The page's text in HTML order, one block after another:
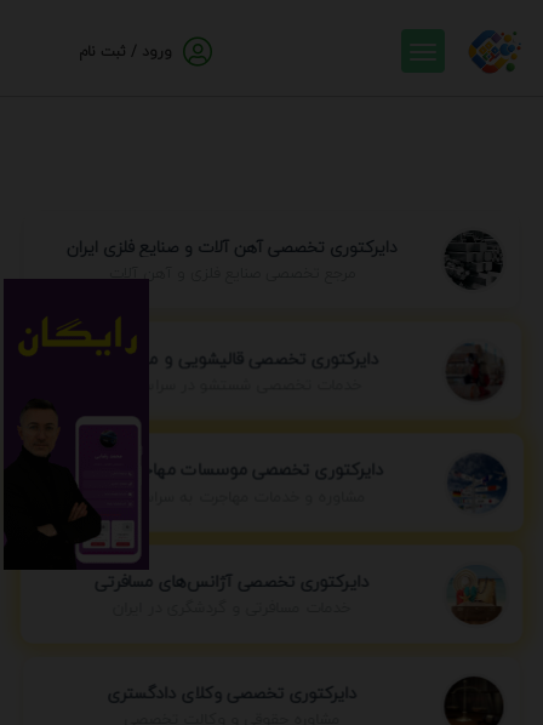
ورود / ثبت نام
دایرکتوری تخصصی آهن آلات و صنایع فلزی ایران
مرجع تخصصی صنایع فلزی و آهن آلات
دایرکتوری تخصصی قالیشویی و مبل شویی
دایرکتوری تخصصی موسسات مهاجرتی ایران
مشاوره و خدمات مهاجرت به سراسر جهان
دایرکتوری تخصصی آژانس‌های مسافرتی
دایرکتوری تخصصی وکلای دادگستری